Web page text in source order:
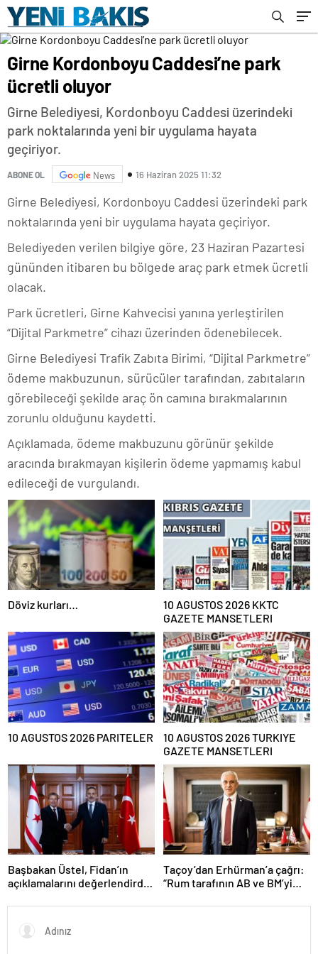
Girne Kordonboyu Caddesi’ne park
ücretli oluyor
Girne Belediyesi, Kordonboyu Caddesi üzerindeki
park noktalarında yeni bir uygulama hayata
geçiriyor.
ABONE OL News 16 Haziran 2025 11:32
Girne Belediyesi, Kordonboyu Caddesi üzerindeki park
noktalarında yeni bir uygulama hayata geçiriyor.
Belediyeden verilen bilgiye göre, 23 Haziran Pazartesi
gününden itibaren bu bölgede araç park etmek ücretli
olacak.
Park ücretleri, Girne Kahvecisi yanına yerleştirilen
“Dijital Parkmetre” cihazı üzerinden ödenebilecek.
Girne Belediyesi Trafik Zabıta Birimi, “Dijital Parkmetre”
ödeme makbuzunun, sürücüler tarafından, zabıtaların
görebileceği şekilde araç ön camına bırakmalarının
zorunlu olduğunu kaydetti.
Açıklamada, ödeme makbuzunu görünür şekilde
aracında bırakmayan kişilerin ödeme yapmamış kabul
edileceği de vurgulandı.
Döviz kurları…
10 AGUSTOS 2026 KKTC
GAZETE MANSETLERI
10 AGUSTOS 2026 PARITELER
10 AGUSTOS 2026 TURKIYE
GAZETE MANSETLERI
Başbakan Üstel, Fidan’ın
açıklamalarını değerlendirdi,
Taçoy’dan Erhürman’a çağrı:
“Rum tarafının AB ve BM’yi
tezgaha izin vermeyiniz”